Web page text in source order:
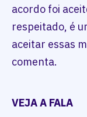
acordo foi
respeitado, é
aceitar essas
comenta.
VEJA A FALA